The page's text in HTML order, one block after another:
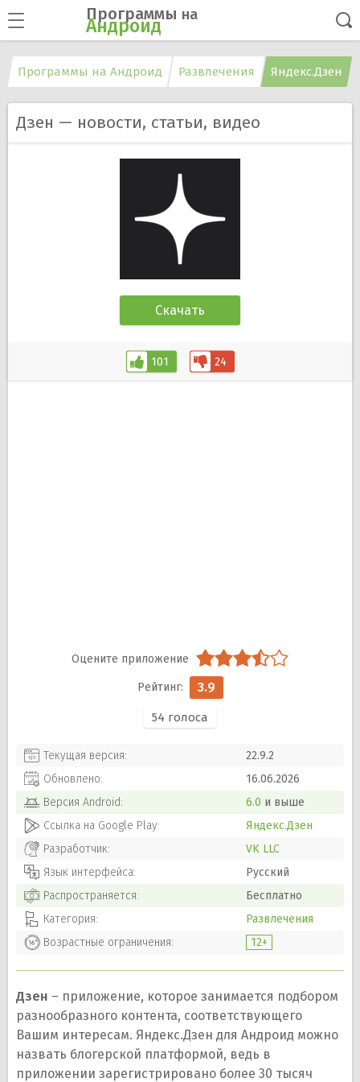
Программы на
Андроид
Программы на Андроид Развлечения Яндекс.Дзен
Дзен — новости, статьи, видео
Скачать
101 24
3.9
54 голоса
Текущая версия:
22.9.2
Обновлено:
16.06.2026
Версия Android: 6.0 и выше
Ссылка на Google Play:
Яндекс.Дзен
Разработчик:
VK LLC
Язык интерфейса:
Русский
Распространяется:
Бесплатно
Категория:
Развлечения
Возрастные ограничения:
12+
Дзен – приложение, которое занимается подбором
разнообразного контента, соответствующего
Вашим интересам. Яндекс.Дзен для Андроид можно
назвать блогерской платформой, ведь в
приложении зарегистрировано более 30 тысяч